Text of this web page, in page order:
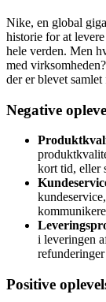
Nike, en global
historie for at
hele verden. Men
med
der er blevet
Negative
kort tid, eller
i leveringen
Positive